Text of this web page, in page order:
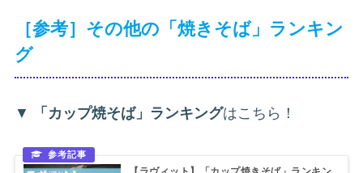
［参考］その他の「焼きそば」ランキン
グ
▼ 「カップ焼そば」ランキングはこちら！